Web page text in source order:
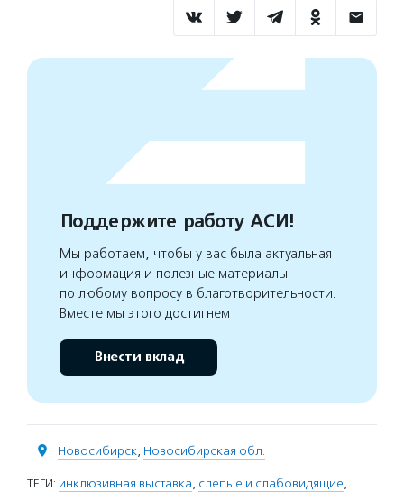
Поддержите работу АСИ!
Мы работаем, чтобы у вас была актуальная
информация и полезные материалы
по любому вопросу в благотворительности.
Вместе мы этого достигнем
Внести вклад
Новосибирск, Новосибирская обл.
ТЕГИ: инклюзивная выставка, слепые и слабовидящие,